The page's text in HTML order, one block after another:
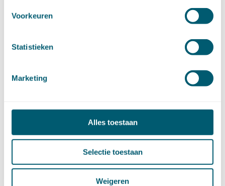
Voorkeuren
Statistieken
Marketing
Alles toestaan
Selectie toestaan
Weigeren
Verbintenissenrecht
Verzekeringsrecht
augustus (1)
mei (7)